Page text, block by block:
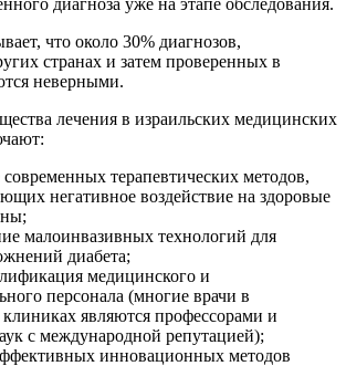
что около 30% диагнозов,
странах и затем проверенных в
неверными.
лечения в израильских медицинских
терапевтических методов,
негативное воздействие на здоровые
малоинвазивных технологий для
диабета;
медицинского и
персонала (многие врачи в
клиниках являются профессорами и
с международной репутацией);
инновационных методов